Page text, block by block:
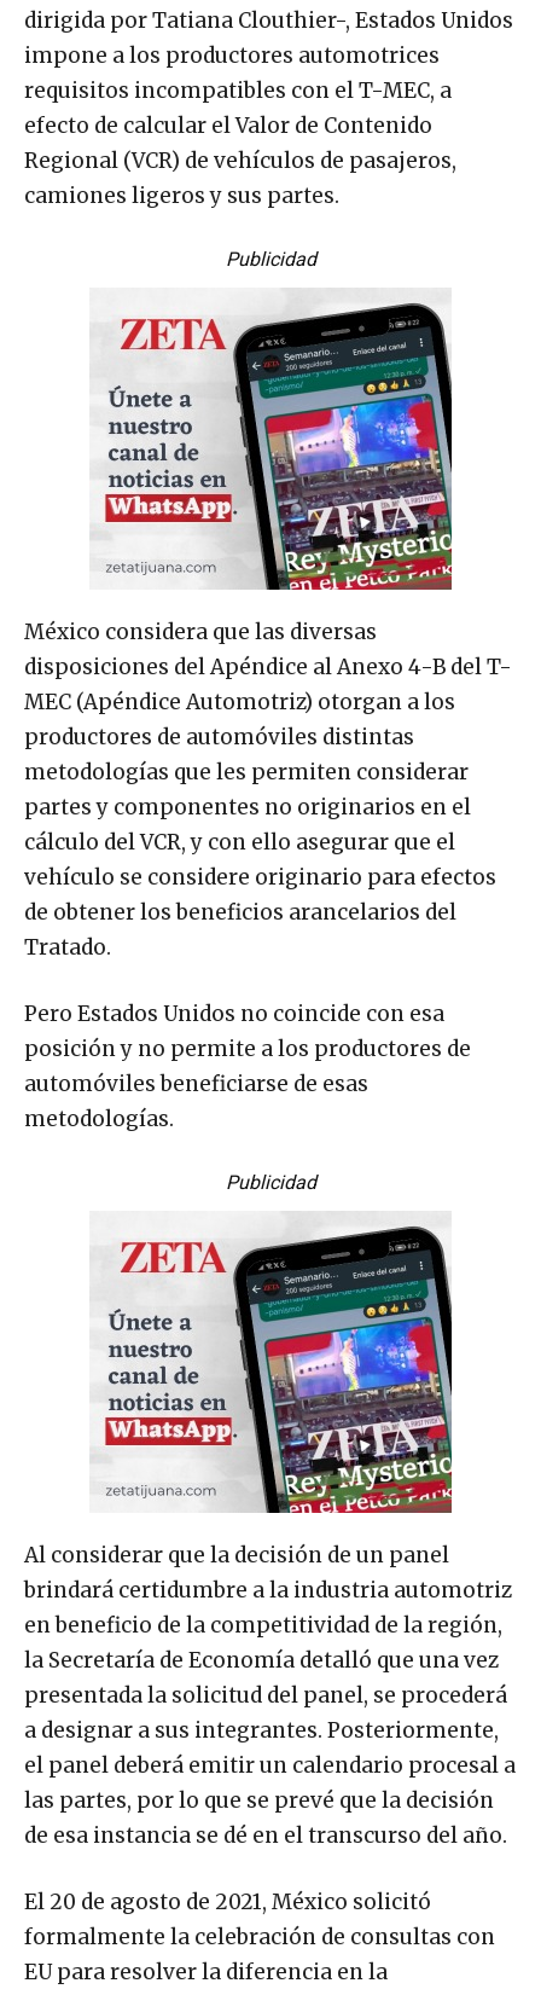
dirigida por Tatiana Clouthier-, Estados Unidos
impone a los productores automotrices
requisitos incompatibles con el T-MEC, a
efecto de calcular el Valor de Contenido
Regional (VCR) de vehículos de pasajeros,
camiones ligeros y sus partes.
Publicidad
México considera que las diversas
disposiciones del Apéndice al Anexo 4-B del T-
MEC (Apéndice Automotriz) otorgan a los
productores de automóviles distintas
metodologías que les permiten considerar
partes y componentes no originarios en el
cálculo del VCR, y con ello asegurar que el
vehículo se considere originario para efectos
de obtener los beneficios arancelarios del
Tratado.
Pero Estados Unidos no coincide con esa
posición y no permite a los productores de
automóviles beneficiarse de esas
metodologías.
Publicidad
Al considerar que la decisión de un panel
brindará certidumbre a la industria automotriz
en beneficio de la competitividad de la región,
la Secretaría de Economía detalló que una vez
presentada la solicitud del panel, se procederá
a designar a sus integrantes. Posteriormente,
el panel deberá emitir un calendario procesal a
las partes, por lo que se prevé que la decisión
de esa instancia se dé en el transcurso del año.
El 20 de agosto de 2021, México solicitó
formalmente la celebración de consultas con
EU para resolver la diferencia en la